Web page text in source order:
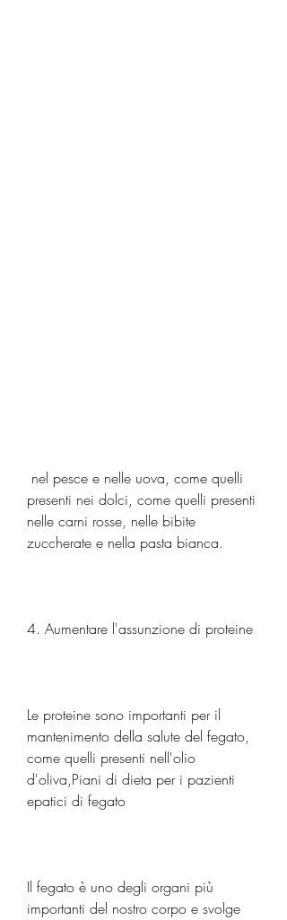
presenti nei dolci, come quelli presenti
nelle carni rosse, nelle bibite
zuccherate e nella pasta bianca.
4. Aumentare l'assunzione di proteine
Le proteine sono importanti per il
mantenimento della salute del fegato,
come quelli presenti nell'olio
d'oliva,Piani di dieta per i pazienti
epatici di fegato
Il fegato è uno degli organi più
importanti del nostro corpo e svolge